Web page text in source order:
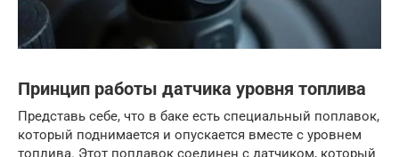
Принцип работы датчика уровня топлива
Представь себе, что в баке есть специальный поплавок,
который поднимается и опускается вместе с уровнем
топлива. Этот поплавок соединен с датчиком, который